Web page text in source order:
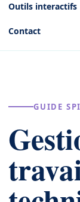
Outils interactifs
Contact
GUIDE